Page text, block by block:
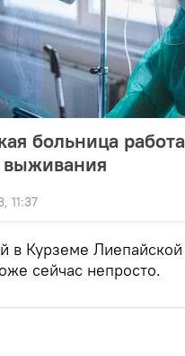
больница
11:37
в Курземе Лиепайской
сейчас непросто.